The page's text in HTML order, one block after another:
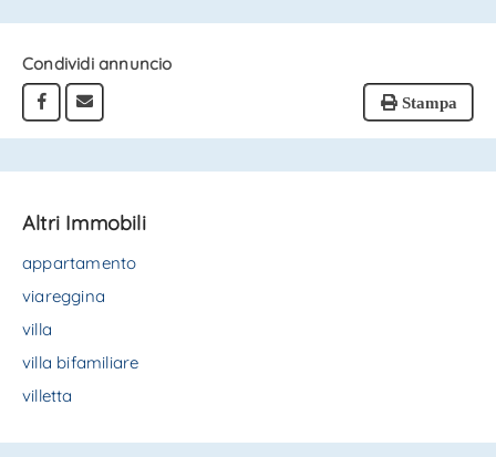
Condividi annuncio
Stampa
Altri Immobili
appartamento
viareggina
villa
villa bifamiliare
villetta